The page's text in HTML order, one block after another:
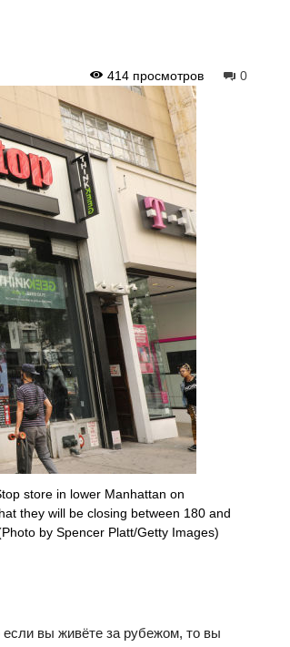
0
414 просмотров
store in lower Manhattan on
they will be closing between 180 and
by Spencer Platt/Getty Images)
вы живёте за рубежом, то вы